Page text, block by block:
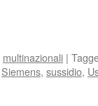
multinazionali |
Siemens, sussidio,